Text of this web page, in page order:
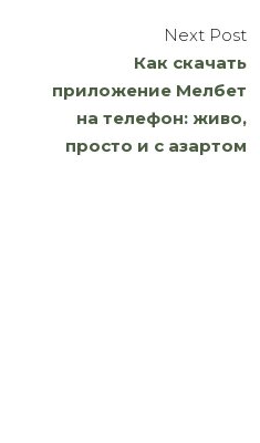
Next Post
Как скачать
приложение Мелбет
на телефон: живо,
просто и с азартом